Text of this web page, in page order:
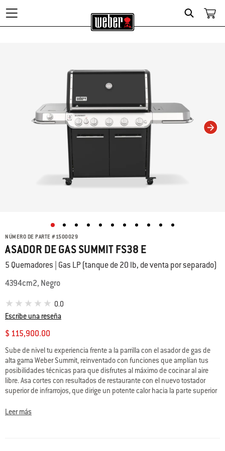
Search
NÚMERO DE PARTE #1500029
ASADOR DE GAS SUMMIT FS38 E
5 Quemadores | Gas LP (tanque de 20 lb, de venta por separado)
4394cm2, Negro
0.0
Escribe una reseña
$ 115,900.00
Sube de nivel tu experiencia frente a la parrilla con el asador de gas de
alta gama Weber Summit, reinventado con funciones que amplían tus
posibilidades técnicas para que disfrutes al máximo de cocinar al aire
libre. Asa cortes con resultados de restaurante con el nuevo tostador
superior de infrarrojos, que dirige un potente calor hacia la parte superior
los sabores. Enciende el ahumador de acero inoxidable para dar a tu
Leer más